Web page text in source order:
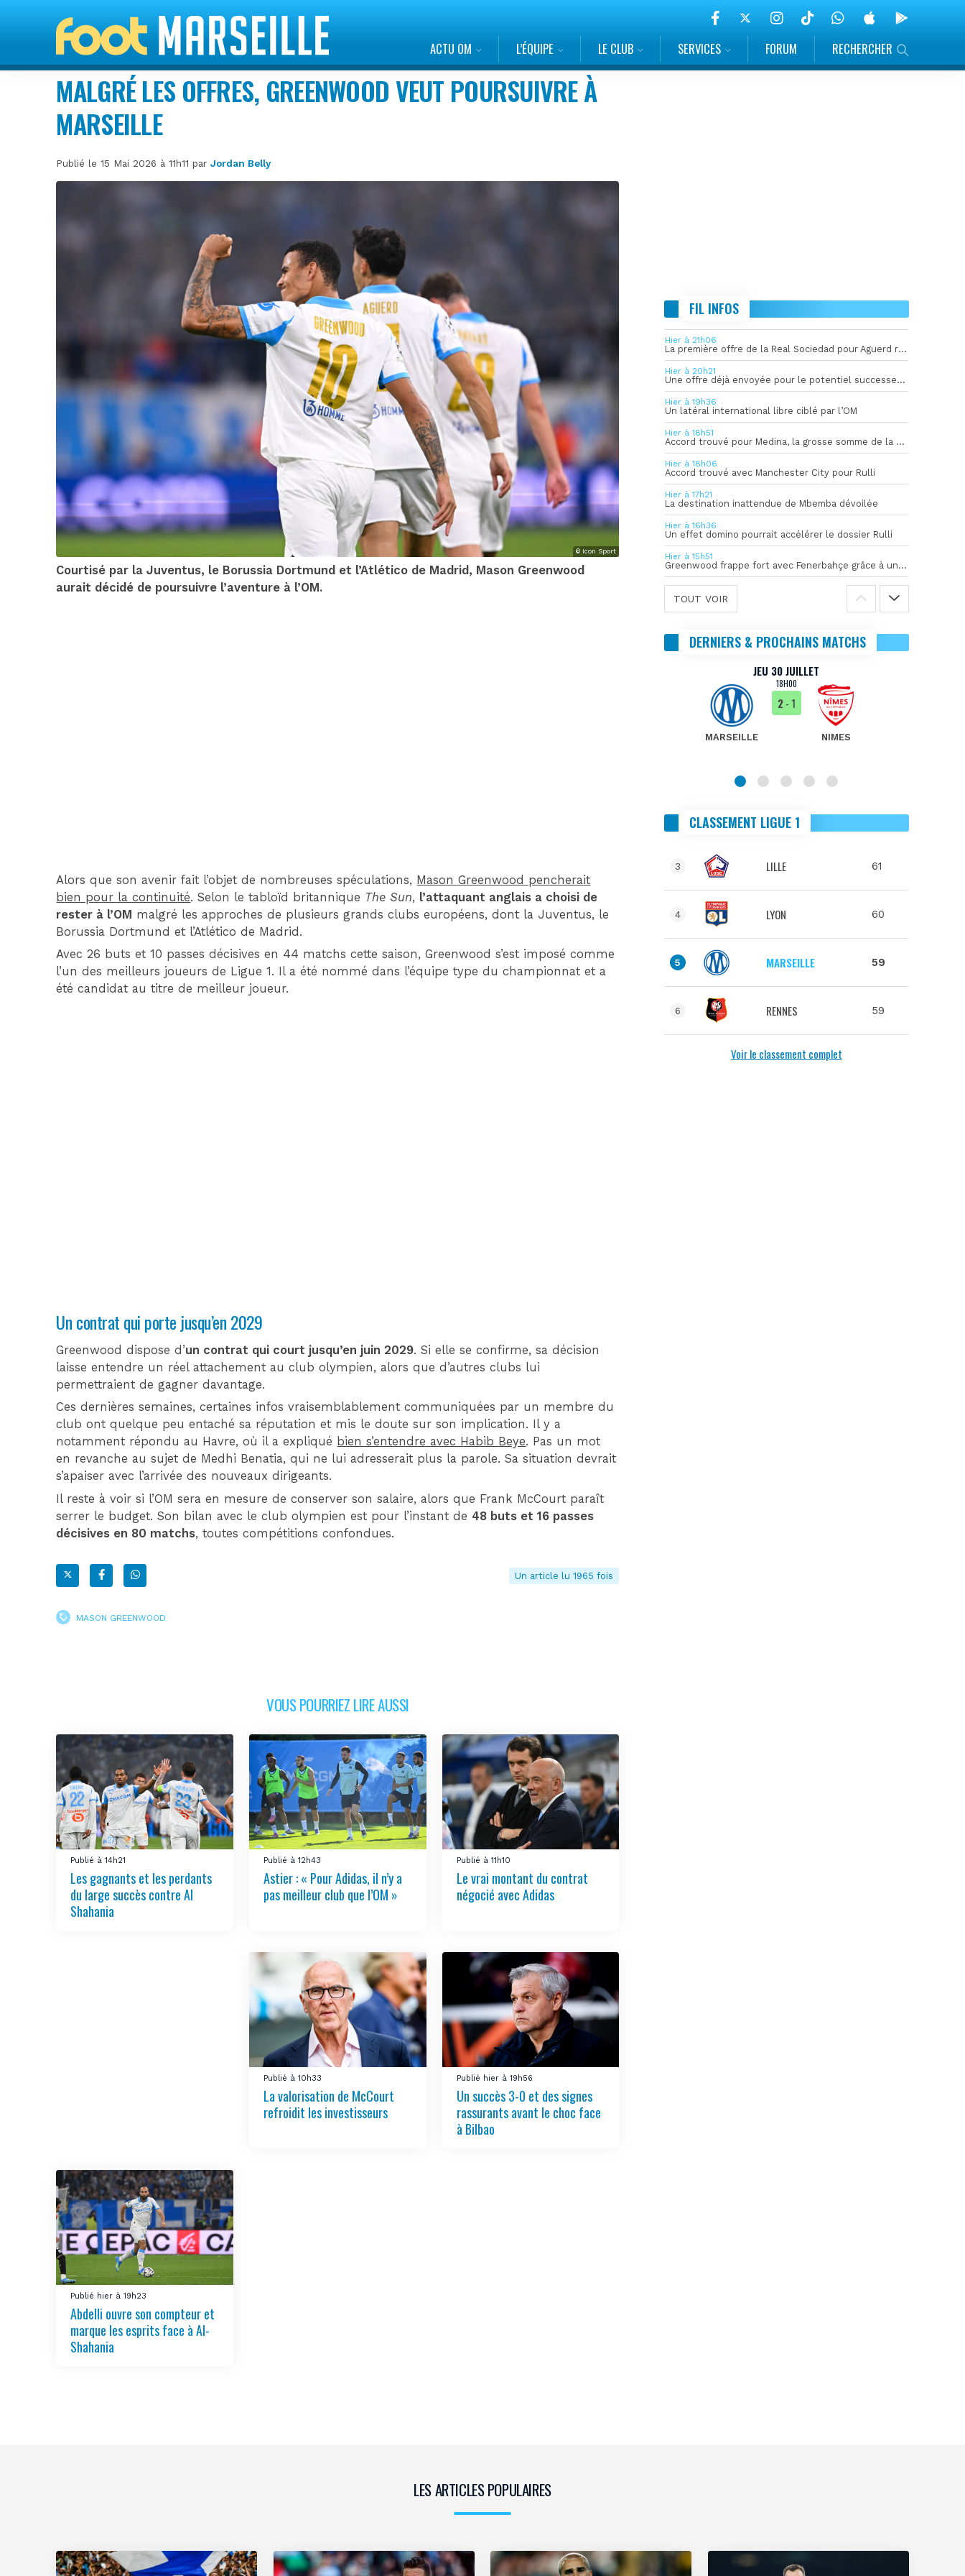
ACTU OM L’ÉQUIPE LE CLUB SERVICES FORUM RECHERCHER
MALGRÉ LES OFFRES, GREENWOOD VEUT POURSUIVRE À
MARSEILLE
Publié le 15 Mai 2026 à 11h11 parJordan Belly
© Icon Sport
Courtisé par la Juventus, le Borussia Dortmund et l’Atlético de Madrid, Mason Greenwood
aurait décidé de poursuivre l’aventure à l’OM.
Alors que son avenir fait l’objet de nombreuses spéculations, Mason Greenwood pencherait
bien pour la continuité. Selon le tabloïd britannique The Sun, l’attaquant anglais a choisi de
rester à l’OM malgré les approches de plusieurs grands clubs européens, dont la Juventus, le
Borussia Dortmund et l’Atlético de Madrid.
Avec 26 buts et 10 passes décisives en 44 matchs cette saison, Greenwood s’est imposé comme
l’un des meilleurs joueurs de Ligue 1. Il a été nommé dans l’équipe type du championnat et a
été candidat au titre de meilleur joueur.
Un contrat qui porte jusqu’en 2029
Greenwood dispose d’un contrat qui court jusqu’en juin 2029. Si elle se confirme, sa décision
laisse entendre un réel attachement au club olympien, alors que d’autres clubs lui
permettraient de gagner davantage.
Ces dernières semaines, certaines infos vraisemblablement communiquées par un membre du
club ont quelque peu entaché sa réputation et mis le doute sur son implication. Il y a
notamment répondu au Havre, où il a expliqué bien s’entendre avec Habib Beye. Pas un mot
en revanche au sujet de Medhi Benatia, qui ne lui adresserait plus la parole. Sa situation devrait
s’apaiser avec l’arrivée des nouveaux dirigeants.
Il reste à voir si l’OM sera en mesure de conserver son salaire, alors que Frank McCourt paraît
serrer le budget. Son bilan avec le club olympien est pour l’instant de 48 buts et 16 passes
décisives en 80 matchs, toutes compétitions confondues.
Un article lu 1965 fois
MASON GREENWOOD
VOUS POURRIEZ LIRE AUSSI
Publié à 14h21
Les gagnants et les perdants
du large succès contre Al
Shahania
Publié à 12h43
Astier : « Pour Adidas, il n’y a
pas meilleur club que l’OM »
Publié à 11h10
Le vrai montant du contrat
négocié avec Adidas
Publié à 10h33
La valorisation de McCourt
refroidit les investisseurs
Publié hier à 19h56
Un succès 3-0 et des signes
rassurants avant le choc face
à Bilbao
Publié hier à 19h23
Abdelli ouvre son compteur et
marque les esprits face à Al-
Shahania
FIL INFOS
Hier à 21h06
La première offre de la Real Sociedad pour Aguerd refusée par l’OM
Hier à 20h21
Une offre déjà envoyée pour le potentiel successeur de Rulli
Hier à 19h36
Un latéral international libre ciblé par l’OM
Hier à 18h51
Accord trouvé pour Medina, la grosse somme de la vente dévoilée
Hier à 18h06
Accord trouvé avec Manchester City pour Rulli
Hier à 17h21
La destination inattendue de Mbemba dévoilée
Hier à 16h36
Un effet domino pourrait accélérer le dossier Rulli
Hier à 15h51
Greenwood frappe fort avec Fenerbahçe grâce à un but spectaculaire
TOUT VOIR
DERNIERS & PROCHAINS MATCHS
JEU 30 JUILLET
18H00
MARSEILLE
2- 1
NIMES
CLASSEMENT LIGUE 1
3 LILLE 61
4 LYON 60
5 MARSEILLE 59
6 RENNES 59
Voir le classement complet
LES ARTICLES POPULAIRES